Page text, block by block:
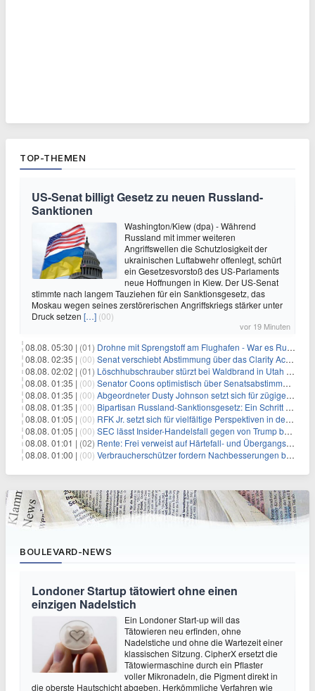
TOP-THEMEN
US-Senat billigt Gesetz zu neuen Russland-
Sanktionen
Washington/Kiew (dpa) - Während
Russland mit immer weiteren
Angriffswellen die Schutzlosigkeit der
ukrainischen Luftabwehr offenlegt, schürt
ein Gesetzesvorstoß des US-Parlaments
neue Hoffnungen in Kiew. Der US-Senat
stimmte nach langem Tauziehen für ein Sanktionsgesetz, das
Moskau wegen seines zerstörerischen Angriffskriegs stärker unter
Druck setzen […] (00)
vor 19 Minuten
08.08. 05:30 | (01) Drohne mit Sprengstoff am Flughafen - War es Russland?
08.08. 02:35 | (00) Senat verschiebt Abstimmung über das Clarity Act: Auswirkungen auf Unternehmen und das Vertrauen der Investoren
08.08. 02:02 | (01) Löschhubschrauber stürzt bei Waldbrand in Utah ab
08.08. 01:35 | (00) Senator Coons optimistisch über Senatsabstimmungen angesichts von Finanzierungsbedenken
08.08. 01:35 | (00) Abgeordneter Dusty Johnson setzt sich für zügige Regierungsfinanzierung angesichts von Shutdown-Risiken ein
08.08. 01:35 | (00) Bipartisan Russland-Sanktionsgesetz: Ein Schritt in Richtung Energieunabhängigkeit
08.08. 01:05 | (00) RFK Jr. setzt sich für vielfältige Perspektiven in der Gesundheitspolitik beim CDC-Gedenkakt ein
08.08. 01:05 | (00) SEC lässt Insider-Handelsfall gegen von Trump begnadigten Manager fallen
08.08. 01:01 | (02) Rente: Frei verweist auf Härtefall- und Übergangsregelungen
08.08. 01:00 | (00) Verbraucherschützer fordern Nachbesserungen bei Frühstartrente
BOULEVARD-NEWS
Londoner Startup tätowiert ohne einen
einzigen Nadelstich
Ein Londoner Start-up will das
Tätowieren neu erfinden, ohne
Nadelstiche und ohne die Wartezeit einer
klassischen Sitzung. CipherX ersetzt die
Tätowiermaschine durch ein Pflaster
voller Mikronadeln, die Pigment direkt in
die oberste Hautschicht abgeben. Herkömmliche Verfahren wie